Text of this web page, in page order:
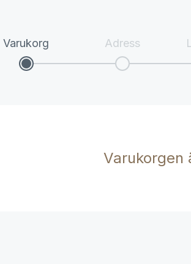
Varukorg Adress
Varukorgen